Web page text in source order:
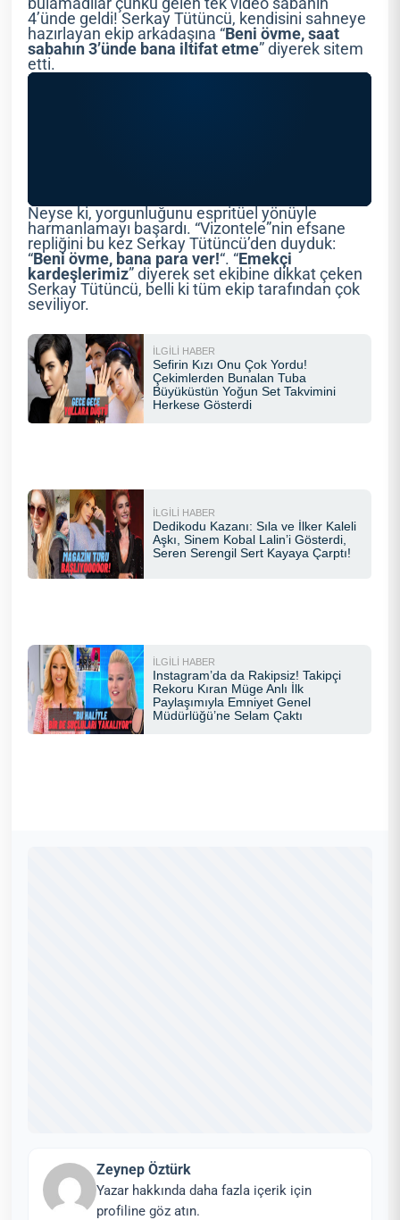
bulamadılar çünkü gelen tek video sabahın
4’ünde geldi! Serkay Tütüncü, kendisini sahneye
hazırlayan ekip arkadaşına “Beni övme, saat
sabahın 3’ünde bana iltifat etme” diyerek sitem
etti.
Neyse ki, yorgunluğunu espritüel yönüyle
harmanlamayı başardı. “Vizontele”nin efsane
repliğini bu kez Serkay Tütüncü’den duyduk:
“Beni övme, bana para ver!“. “Emekçi
kardeşlerimiz” diyerek set ekibine dikkat çeken
Serkay Tütüncü, belli ki tüm ekip tarafından çok
seviliyor.
Zeynep Öztürk
Yazar hakkında daha fazla içerik için
profiline göz atın.